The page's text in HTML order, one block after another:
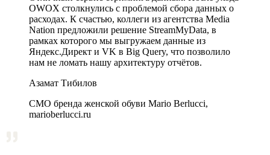
OWOX столкнулись с проблемой сбора данных о
расходах. К счастью, коллеги из агентства Media
Nation предложили решение StreamMyData, в
рамках которого мы выгружаем данные из
Яндекс.Директ и VK в Big Query, что позволило
нам не ломать нашу архитектуру отчётов.
Азамат Тибилов
CMO бренда женской обуви Mario Berlucci,
marioberlucci.ru